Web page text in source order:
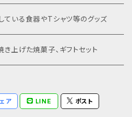
る食器やTシャツ等のグッズ
げた焼菓子、ギフトセット
ア LINE ポスト